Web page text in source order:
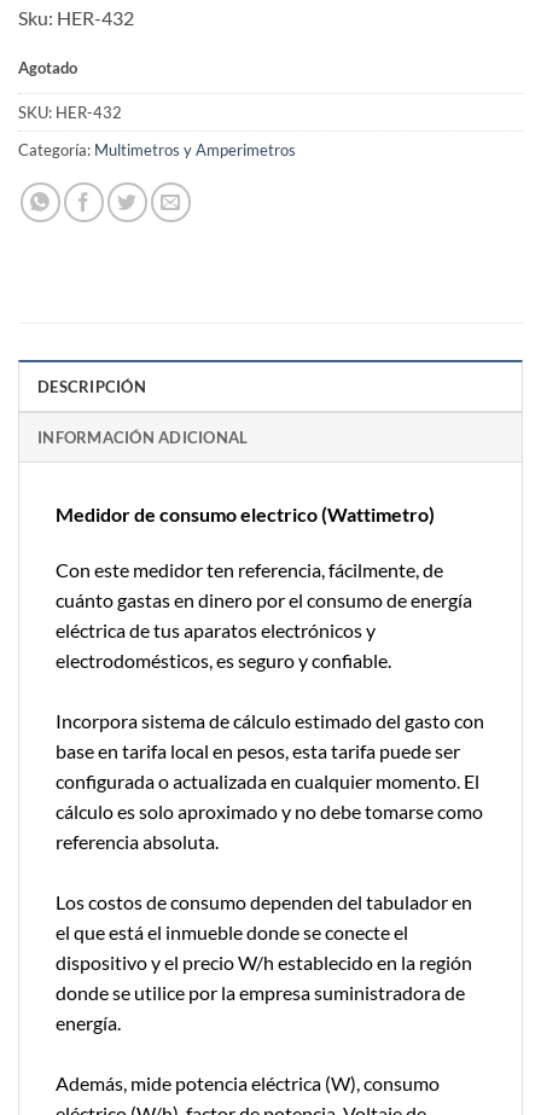
Sku: HER-432
Agotado
SKU: HER-432
Categoría: Multimetros y Amperimetros
DESCRIPCIÓN
INFORMACIÓN ADICIONAL
Medidor de consumo electrico (Wattimetro)
Con este medidor ten referencia, fácilmente, de
cuánto gastas en dinero por el consumo de energía
eléctrica de tus aparatos electrónicos y
electrodomésticos, es seguro y confiable.
Incorpora sistema de cálculo estimado del gasto con
base en tarifa local en pesos, esta tarifa puede ser
configurada o actualizada en cualquier momento. El
cálculo es solo aproximado y no debe tomarse como
referencia absoluta.
Los costos de consumo dependen del tabulador en
el que está el inmueble donde se conecte el
dispositivo y el precio W/h establecido en la región
donde se utilice por la empresa suministradora de
energía.
Además, mide potencia eléctrica (W), consumo